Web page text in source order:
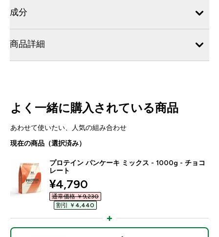
成分
商品詳細
よく一緒に購入されている商品
あわせて使いたい、人気の組み合わせ
現在の商品（選択済み）
プロテイン パンケーキ ミックス - 1000g - チョコ
レート
discounted price
¥4,790‎
通常価格 ￥9,230‎
割引 ￥4,440‎